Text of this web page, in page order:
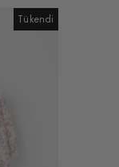
Tükendi